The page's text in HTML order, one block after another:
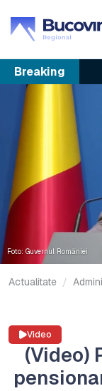
Breaking
Foto: Guvernul României
Actualitate
Video
(Video)